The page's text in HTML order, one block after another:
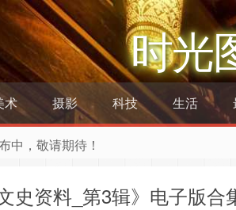
时光
术 摄影 科技 生活
中，敬请期待！
史资料_第3辑》电子版合